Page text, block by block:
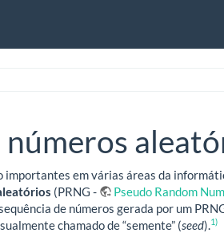
números
em várias áreas da
(PRNG - Pseudo Random
de números gerada por um
chamado de “semente” (seed). 1)